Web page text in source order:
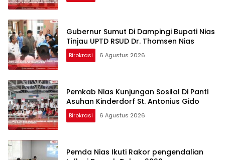
Gubernur Sumut Di Dampingi Bupati Nias
Tinjau UPTD RSUD Dr. Thomsen Nias
Birokrasi 6 Agustus 2026
Pemkab Nias Kunjungan Sosilal Di Panti
Asuhan Kinderdorf St. Antonius Gido
Birokrasi 6 Agustus 2026
Pemda Nias Ikuti Rakor pengendalian